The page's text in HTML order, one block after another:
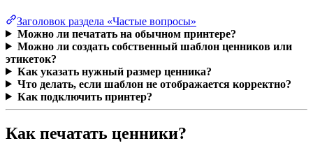
Заголовок раздела «Частые вопросы»
Можно ли печатать на обычном принтере?
Можно ли создать собственный шаблон ценников или
этикеток?
Как указать нужный размер ценника?
Что делать, если шаблон не отображается корректно?
Как подключить принтер?
Как печатать ценники?